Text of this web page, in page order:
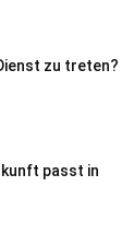
zu treten?
passt in